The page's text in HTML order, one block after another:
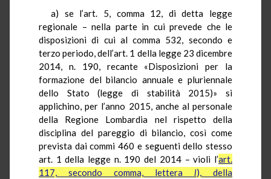
a) se l’art. 5, comma 12, di detta legge
regionale – nella parte in cui prevede che le
disposizioni di cui al comma 532, secondo e
terzo periodo, dell’art. 1 della legge 23 dicembre
2014, n. 190, recante «Disposizioni per la
formazione del bilancio annuale e pluriennale
dello Stato (legge di stabilità 2015)» si
applichino, per l’anno 2015, anche al personale
della Regione Lombardia nel rispetto della
disciplina del pareggio di bilancio, così come
prevista dai commi 460 e seguenti dello stesso
art. 1 della legge n. 190 del 2014 – violi l’art.
117, secondo comma, lettera l), della